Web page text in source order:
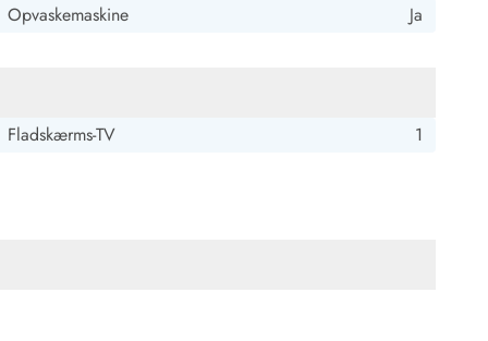
Opvaskemaskine Ja
Fladskærms-TV 1